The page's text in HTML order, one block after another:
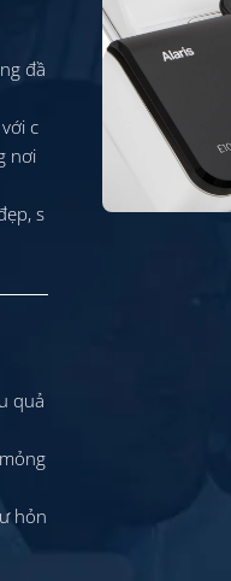
đầ
c
nơi
s
quả
hỏn